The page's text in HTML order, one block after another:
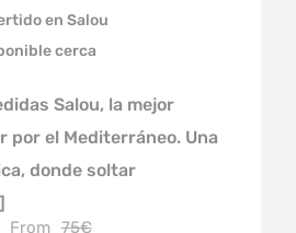
en Salou
cerca
Salou, la mejor
por el Mediterráneo. Una
donde soltar
From 75€